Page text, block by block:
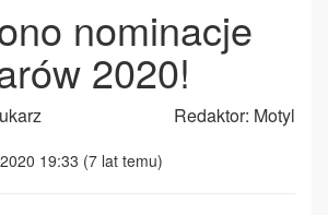
nominacje
2020!
Redaktor: Motyl
19:33 (7 lat temu)